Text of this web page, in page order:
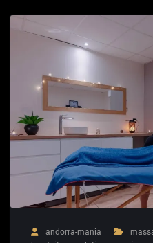
andorra-mania